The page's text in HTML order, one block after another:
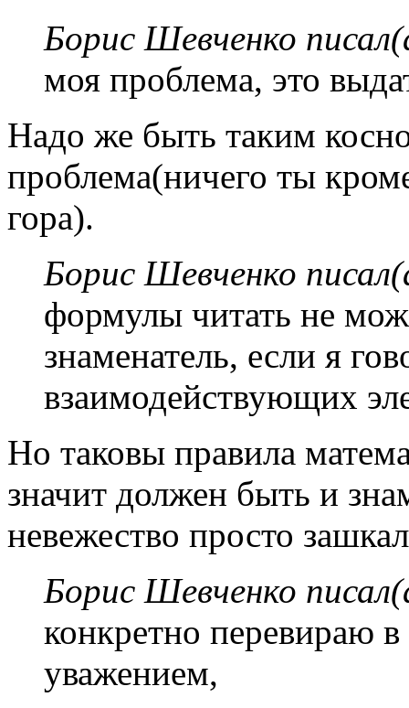
Борис Шевченко
моя проблема, это
Надо же быть таким
проблема(ничего ты
гора).
Борис Шевченко
формулы читать не
знаменатель, если я
взаимодействующих
Но таковы правила
значит должен быть и
невежество просто
Борис Шевченко
конкретно перевираю
уважением,